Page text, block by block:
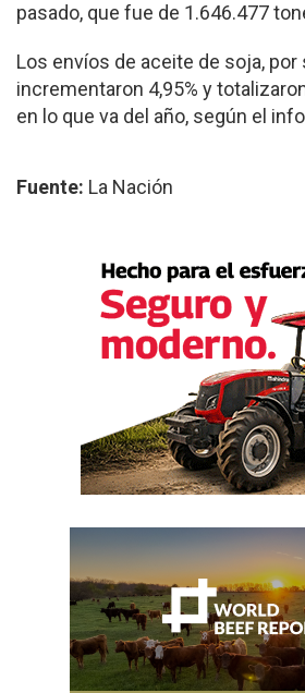
pasado, que fue de 1.646.477
Los envíos de aceite de soja, por
incrementaron 4,95% y
en lo que va del año, según el
Fuente: La Nación